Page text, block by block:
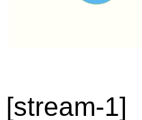
[stream-1]